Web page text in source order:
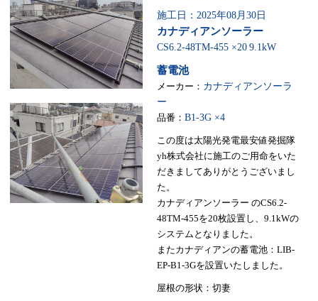
施工日：2025年08月30日
カナディアンソーラー
CS6.2-48TM-455 ×20 9.1kW
蓄電池
メーカー： カナディアンソーラ
ー
品番： B1-3G ×4
この度は太陽光発電最安値発掘隊
yh株式会社に施工のご用命をいた
だきましてありがとうございまし
た。
カナディアンソーラー のCS6.2-
48TM-455を20枚設置し、9.1kWの
システムとなりました。
またカナディアンの蓄電池：LIB-
EP-B1-3Gを設置いたしました。
屋根の形状：切妻